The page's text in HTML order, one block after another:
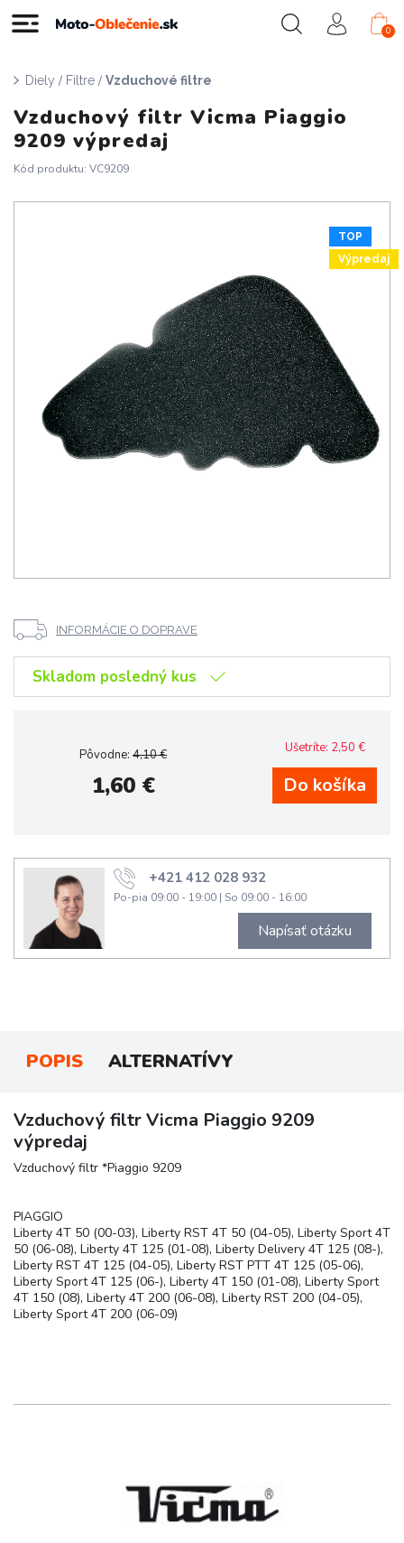
0
Diely / Filtre / Vzduchové filtre
Vzduchový filtr Vicma Piaggio
9209 výpredaj
Kód produktu: VC9209
TOP
Výpredaj
INFORMÁCIE O DOPRAVE
Skladom posledný kus
Pôvodne:4,10€
1,60€
Ušetríte: 2,50 €
+421 412 028 932
Po-pia 09:00 - 19:00 | So 09:00 - 16:00
Napísať otázku
POPIS ALTERNATÍVY
Vzduchový filtr Vicma Piaggio 9209
výpredaj
Vzduchový filtr *Piaggio 9209
PIAGGIO
Liberty 4T 50 (00-03), Liberty RST 4T 50 (04-05), Liberty Sport 4T
50 (06-08), Liberty 4T 125 (01-08), Liberty Delivery 4T 125 (08-),
Liberty RST 4T 125 (04-05), Liberty RST PTT 4T 125 (05-06),
Liberty Sport 4T 125 (06-), Liberty 4T 150 (01-08), Liberty Sport
4T 150 (08), Liberty 4T 200 (06-08), Liberty RST 200 (04-05),
Liberty Sport 4T 200 (06-09)